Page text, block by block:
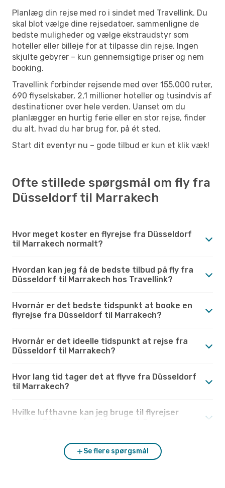
Planlæg din rejse med ro i sindet med Travellink. Du
skal blot vælge dine rejsedatoer, sammenligne de
bedste muligheder og vælge ekstraudstyr som
hoteller eller billeje for at tilpasse din rejse. Ingen
skjulte gebyrer – kun gennemsigtige priser og nem
booking.
Travellink forbinder rejsende med over 155.000 ruter,
690 flyselskaber, 2,1 millioner hoteller og tusindvis af
destinationer over hele verden. Uanset om du
planlægger en hurtig ferie eller en stor rejse, finder
du alt, hvad du har brug for, på ét sted.
Start dit eventyr nu – gode tilbud er kun et klik væk!
Ofte stillede spørgsmål om fly fra
Düsseldorf til Marrakech
Hvor meget koster en flyrejse fra Düsseldorf
til Marrakech normalt?
Hvordan kan jeg få de bedste tilbud på fly fra
Düsseldorf til Marrakech hos Travellink?
Hvornår er det bedste tidspunkt at booke en
flyrejse fra Düsseldorf til Marrakech?
Hvornår er det ideelle tidspunkt at rejse fra
Düsseldorf til Marrakech?
Hvor lang tid tager det at flyve fra Düsseldorf
til Marrakech?
Hvilke lufthavne kan jeg bruge til flyrejser
Se flere spørgsmål